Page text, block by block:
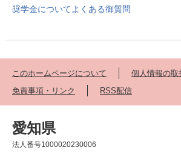
奨学金についてよくある御質問
このホームページについて
個人情報の取
免責事項・リンク
RSS配信
愛知県
法人番号1000020230006